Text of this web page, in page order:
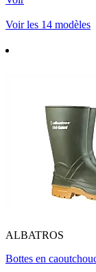
Voir les 14 modèles
ALBATROS
Bottes en